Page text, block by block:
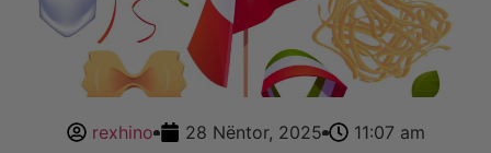
rexhino 28 Nëntor, 2025 11:07 am